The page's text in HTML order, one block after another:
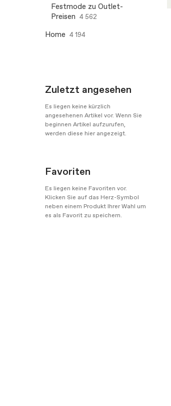
Festmode zu Outlet-
Preisen 4 562
Home 4 194
Zuletzt angesehen
Es liegen keine kürzlich
angesehenen Artikel vor. Wenn Sie
beginnen Artikel aufzurufen,
werden diese hier angezeigt.
Favoriten
Es liegen keine Favoriten vor.
Klicken Sie auf das Herz-Symbol
neben einem Produkt Ihrer Wahl um
es als Favorit zu speichern.